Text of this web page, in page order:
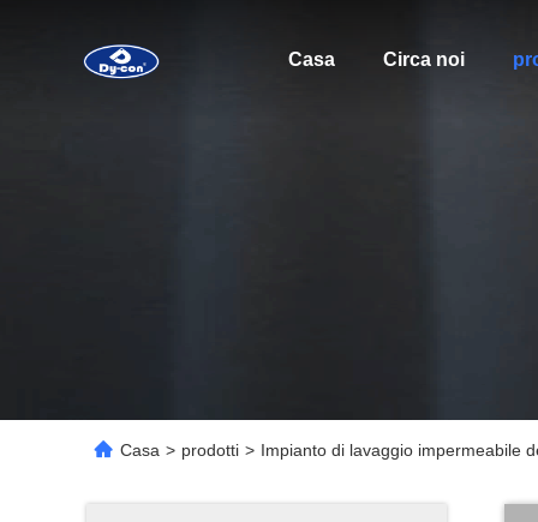
Casa Circa noi
Casa > prodotti > Impianto di lavaggio impermeabile